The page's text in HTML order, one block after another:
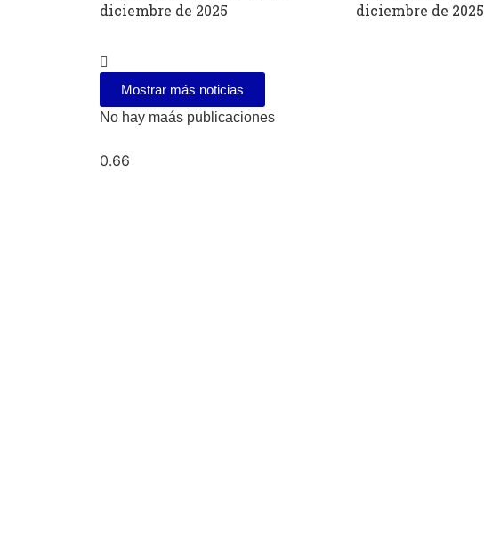
diciembre de 2025
diciembre de 2025
Mostrar más noticias
No hay maás publicaciones